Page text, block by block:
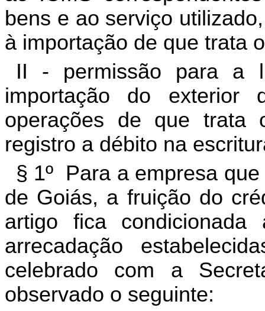
bens e ao serviço
à importação de que trata
II - permissão para a
importação do exterior
operações de que trata
registro a débito na
§ 1º Para a empresa
de Goiás, a fruição do
artigo fica
arrecadação
celebrado com a
observado o seguinte: